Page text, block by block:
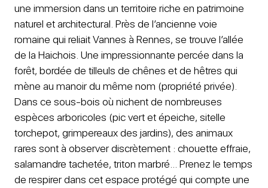
une immersion dans un territoire riche en patrimoine
naturel et architectural. Près de l’ancienne voie
romaine qui reliait Vannes à Rennes, se trouve l’allée
de la Haichois. Une impressionnante percée dans la
forêt, bordée de tilleuls de chênes et de hêtres qui
mène au manoir du même nom (propriété privée).
Dans ce sous-bois où nichent de nombreuses
espèces arboricoles (pic vert et épeiche, sitelle
torchepot, grimpereaux des jardins), des animaux
rares sont à observer discrètement : chouette effraie,
salamandre tachetée, triton marbré… Prenez le temps
de respirer dans cet espace protégé qui compte une